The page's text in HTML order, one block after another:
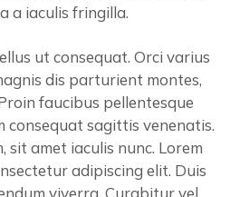
a iaculis fringilla.
ut consequat. Orci varius
dis parturient montes,
faucibus pellentesque
consequat sagittis venenatis.
sit amet iaculis nunc. Lorem
adipiscing elit. Duis
viverra. Curabitur vel